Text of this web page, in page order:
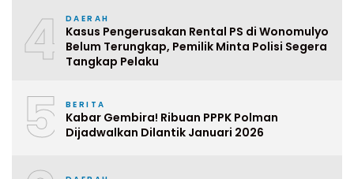
4 DAERAH
Kasus Pengerusakan Rental PS di Wonomulyo
Belum Terungkap, Pemilik Minta Polisi Segera
Tangkap Pelaku
5 BERITA
Kabar Gembira! Ribuan PPPK Polman
Dijadwalkan Dilantik Januari 2026